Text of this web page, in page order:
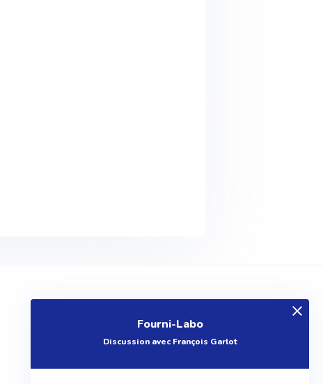
Fourni-Labo
Discussion avec François Garlot